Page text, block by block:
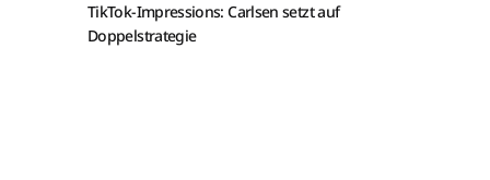
TikTok-Impressions: Carlsen setzt auf
Doppelstrategie